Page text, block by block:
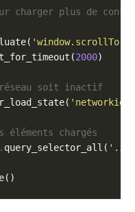
charger plus de
2000
soit inactif
chargés
. query_selector_all(